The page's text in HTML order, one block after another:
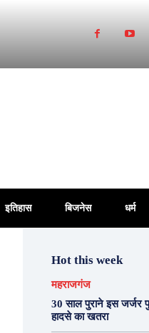
इतिहास बिजनेस धर्म
Hot this week
महराजगंज
30 साल पुराने इस जर्जर
हादसे का खतरा